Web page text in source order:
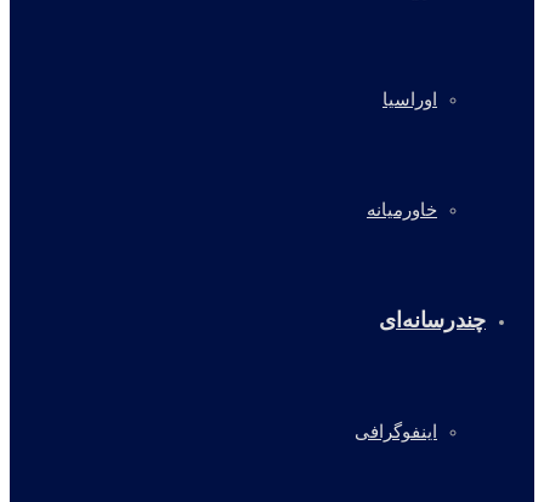
اوراسیا
خاورمیانه
چندرسانه‌ای
اینفوگرافی